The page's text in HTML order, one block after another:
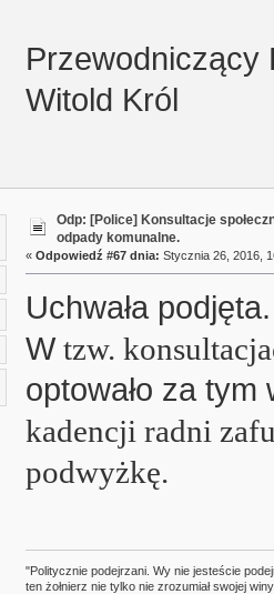
Przewodniczący
Witold Król
Odp: [Police] Konsultacje
odpady komunalne.
« Odpowiedź #67 dnia: Stycznia 26, 2016,
Uchwała
Wtzw.
optowało za
kadencji radni
podwyżkę.
"Politycznie podejrzani. Wy nie jesteście
ten żołnierz nie tylko nie zrozumiał swojej